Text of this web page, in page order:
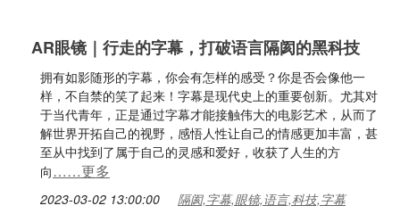
AR眼镜｜行走的字幕，打破语言隔阂的黑科技
拥有如影随形的字幕，你会有怎样的感受？你是否会像他一
样，不自禁的笑了起来！字幕是现代史上的重要创新。尤其对
于当代青年，正是通过字幕才能接触伟大的电影艺术，从而了
解世界开拓自己的视野，感悟人性让自己的情感更加丰富，甚
至从中找到了属于自己的灵感和爱好，收获了人生的方
向……更多
2023-03-02 13:00:00 隔阂,字幕,眼镜,语言,科技,字幕